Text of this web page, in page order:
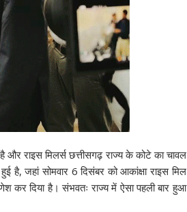
और राइस मिलर्स छत्तीसगढ़ राज्य के कोटे का चावल
जहां सोमवार 6 दिसंबर को आकांक्षा राइस मिल
दिया है। संभवतः राज्य में ऐसा पहली बार हुआ